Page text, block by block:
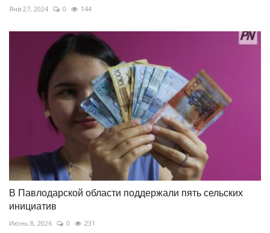
Янв 27, 2024 0 144
В Павлодарской области поддержали пять сельских
инициатив
Июнь 8, 2026 0 231